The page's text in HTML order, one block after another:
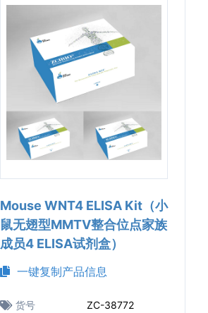
Mouse WNT4 ELISA Kit（小
鼠无翅型MMTV整合位点家族
成员4 ELISA试剂盒）
一键复制产品信息
货号
ZC-38772